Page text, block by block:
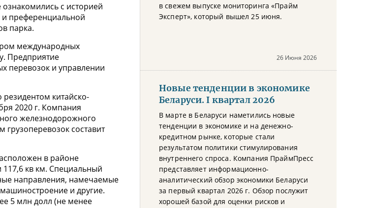
с историей
и преференциальной
парка.
международных
Предприятие
перевозок и управлении
китайско-
2020 г. Компания
железнодорожного
составит
в районе
кв км. Специальный
направления, намечаемые
и другие.
5 млн долл (не менее
в свежем выпуске мониторинга «Прайм
Эксперт», который вышел 25 июня.
26 Июня 2026
Новые тенденции в экономике
Беларуси. I квартал 2026
В марте в Беларуси наметились новые
тенденции в экономике и на денежно-
кредитном рынке, которые стали
результатом политики стимулирования
внутреннего спроса. Компания ПраймПресс
представляет информационно-
аналитический обзор экономики Беларуси
за первый квартал 2026 г. Обзор послужит
хорошей базой для оценки рисков и